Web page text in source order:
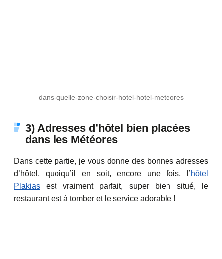
dans-quelle-zone-choisir-hotel-hotel-meteores
3) Adresses d’hôtel bien placées
dans les Météores
Dans cette partie, je vous donne des bonnes adresses
d’hôtel, quoiqu’il en soit, encore une fois, l’hôtel
Plakias est vraiment parfait, super bien situé, le
restaurant est à tomber et le service adorable !